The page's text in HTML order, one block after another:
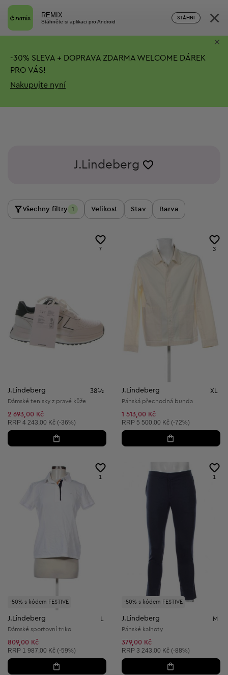
REMIX
Stáhněte si aplikaci pro Android
STÁHNI ×
-30% SLEVA + DOPRAVA ZDARMA WELCOME DÁREK
PRO VÁS!
Nakupujte nyní
×
J.Lindeberg
Všechny filtry 1 Velikost Stav Barva
7
J.Lindeberg 38½
Dámské tenisky z pravé kůže
2 693,00 Kč
Doporučená cena:
RRP 4 243,00 Kč (-36%)
3
J.Lindeberg XL
Pánská přechodná bunda
1 513,00 Kč
Doporučená cena:
RRP 5 500,00 Kč (-72%)
-50% s kódem FESTIVE
1
J.Lindeberg
Dámské sportovní triko
809,00 Kč
Doporučená cena:
RRP 1 987,00 Kč (-59%)
-50% s kódem FESTIVE
1
J.Lindeberg M
Pánské kalhoty
379,00 Kč
Doporučená cena:
RRP 3 243,00 Kč (-88%)